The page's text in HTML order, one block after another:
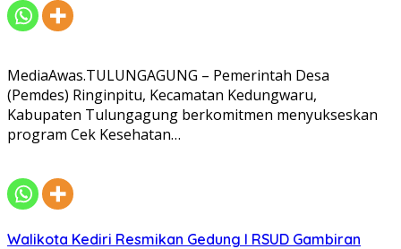
MediaAwas.TULUNGAGUNG – Pemerintah Desa
(Pemdes) Ringinpitu, Kecamatan Kedungwaru,
Kabupaten Tulungagung berkomitmen menyukseskan
program Cek Kesehatan…
Walikota Kediri Resmikan Gedung I RSUD Gambiran